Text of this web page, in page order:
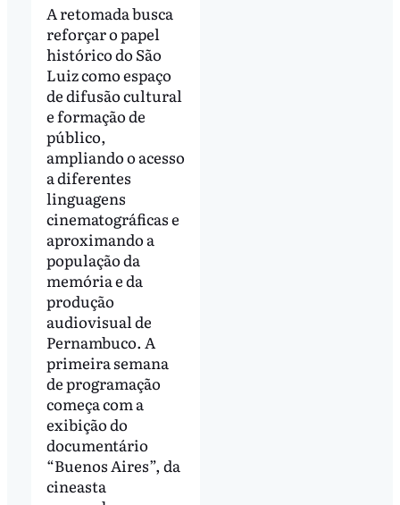
A retomada busca
reforçar o papel
histórico do São
Luiz como espaço
de difusão cultural
e formação de
público,
ampliando o acesso
a diferentes
linguagens
cinematográficas e
aproximando a
população da
memória e da
produção
audiovisual de
Pernambuco. A
primeira semana
de programação
começa com a
exibição do
documentário
“Buenos Aires”, da
cineasta